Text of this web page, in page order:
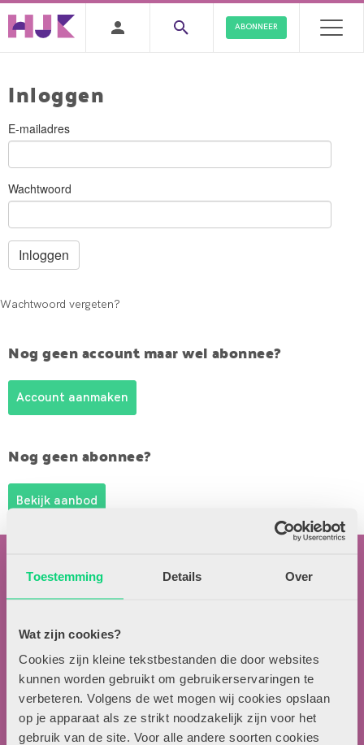
Toestemming Details Over
Wat zijn cookies?
Cookies zijn kleine tekstbestanden die door websites
kunnen worden gebruikt om gebruikerservaringen te
verbeteren. Volgens de wet mogen wij cookies opslaan
op je apparaat als ze strikt noodzakelijk zijn voor het
gebruik van de site. Voor alle andere soorten cookies
ABONNEER
Inloggen
E-mailadres
Wachtwoord
Wachtwoord vergeten?
Nog geen account maar wel abonnee?
Account aanmaken
Nog geen abonnee?
Bekijk aanbod
Contactgegevens
Uitgeverij Zwijsen
T.a.v. redactie HJK
Locomotiefboulevard 101